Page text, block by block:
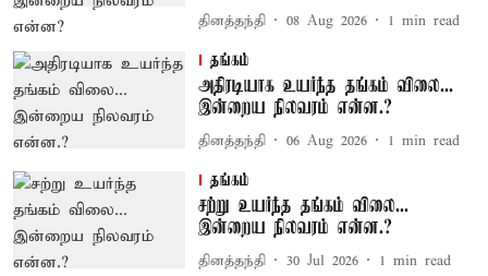
தினத்தந்தி 08 Aug 2026 1 min read
தங்கம்
அதிரடியாக உயர்ந்த தங்கம் விலை...
இன்றைய நிலவரம் என்ன.?
தினத்தந்தி 06 Aug 2026 1 min read
தங்கம்
சற்று உயர்ந்த தங்கம் விலை...
இன்றைய நிலவரம் என்ன.?
தினத்தந்தி 30 Jul 2026 1 min read